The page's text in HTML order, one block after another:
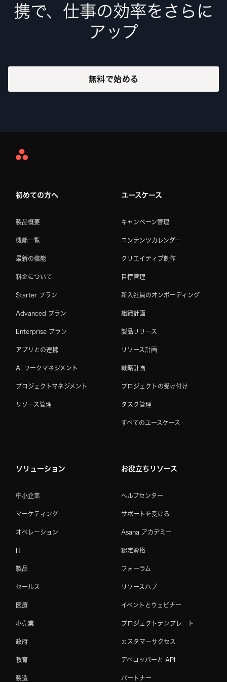
携で、仕事の効率をさらに
アップ
無料で始める
Asana
初めての方へ
製品概要
機能一覧
最新の機能
料金について
Starter プラン
Advanced プラン
Enterprise プラン
アプリとの連携
AI ワークマネジメント
プロジェクトマネジメント
リソース管理
ユースケース
キャンペーン管理
コンテンツカレンダー
クリエイティブ制作
目標管理
新入社員のオンボーディング
組織計画
製品リリース
リソース計画
戦略計画
プロジェクトの受け付け
タスク管理
すべてのユースケース
ソリューション
中小企業
マーケティング
オペレーション
IT
製品
セールス
医療
小売業
政府
教育
製造
お役立ちリソース
ヘルプセンター
サポートを受ける
Asana アカデミー
認定資格
フォーラム
リソースハブ
イベントとウェビナー
プロジェクトテンプレート
カスタマーサクセス
デベロッパーと API
パートナー